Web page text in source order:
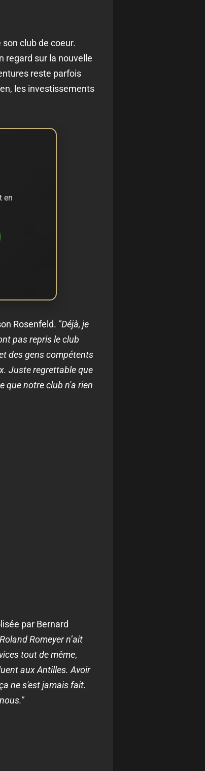
club de coeur.
regard sur la nouvelle
reste parfois
les investissements
en
Rosenfeld. "Déjà, je
pas repris le club
des gens compétents
Juste regrettable que
que notre club n'a rien
par Bernard
Romeyer n’ait
tout de même,
aux Antilles. Avoir
ne s'est jamais fait.